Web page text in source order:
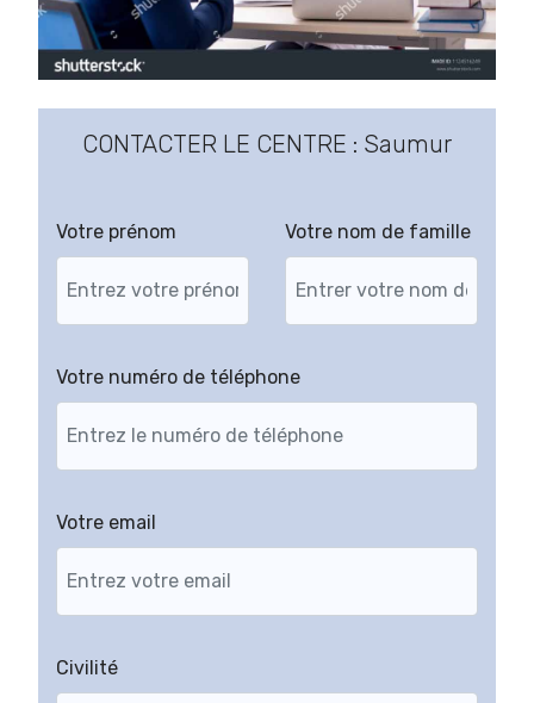
CONTACTER LE CENTRE : Saumur
Votre prénom Votre nom de famille
Votre numéro de téléphone
Votre email
Civilité